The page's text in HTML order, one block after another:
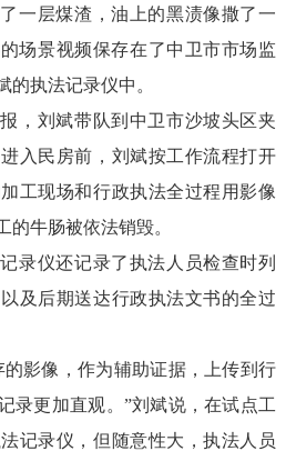
层煤渣，油上的黑渍像撒了一
场景视频保存在了中卫市市场监
的执法记录仪中。
刘斌带队到中卫市沙坡头区夹
入民房前，刘斌按工作流程打开
工现场和行政执法全过程用影像
的牛肠被依法销毁。
仪还记录了执法人员检查时列
及后期送达行政执法文书的全过
影像，作为辅助证据，上传到行
录更加直观。”刘斌说，在试点工
记录仪，但随意性大，执法人员